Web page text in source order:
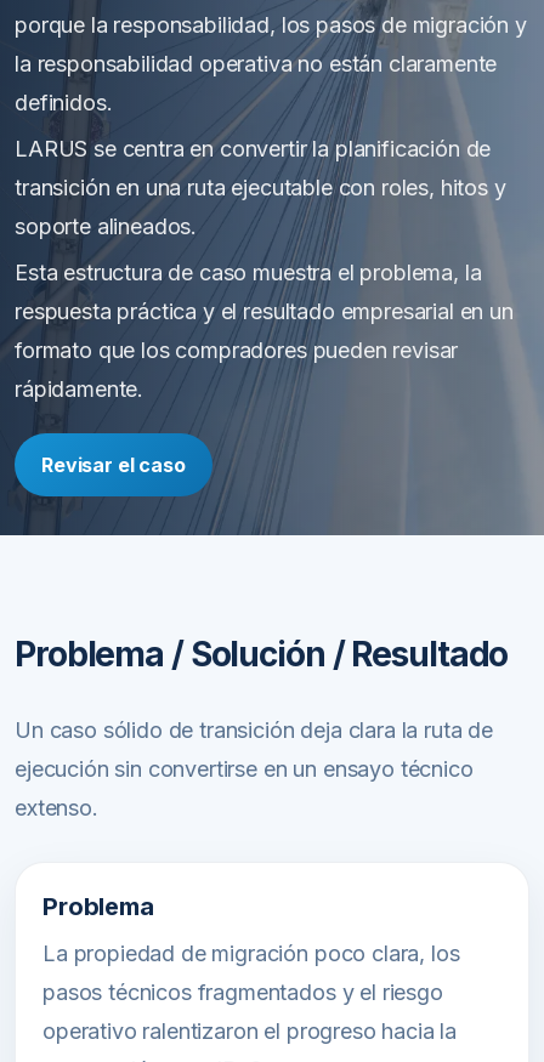
porque la responsabilidad, los pasos de migración y
la responsabilidad operativa no están claramente
definidos.
LARUS se centra en convertir la planificación de
transición en una ruta ejecutable con roles, hitos y
soporte alineados.
Esta estructura de caso muestra el problema, la
respuesta práctica y el resultado empresarial en un
formato que los compradores pueden revisar
rápidamente.
Revisar el caso
Problema / Solución / Resultado
Un caso sólido de transición deja clara la ruta de
ejecución sin convertirse en un ensayo técnico
extenso.
Problema
La propiedad de migración poco clara, los
pasos técnicos fragmentados y el riesgo
operativo ralentizaron el progreso hacia la